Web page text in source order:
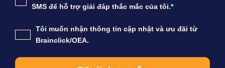
SMS để hỗ trợ giải đáp thắc mắc của tôi.*
Tôi muốn nhận thông tin cập nhật và ưu đãi từ
Brainclick/OEA.